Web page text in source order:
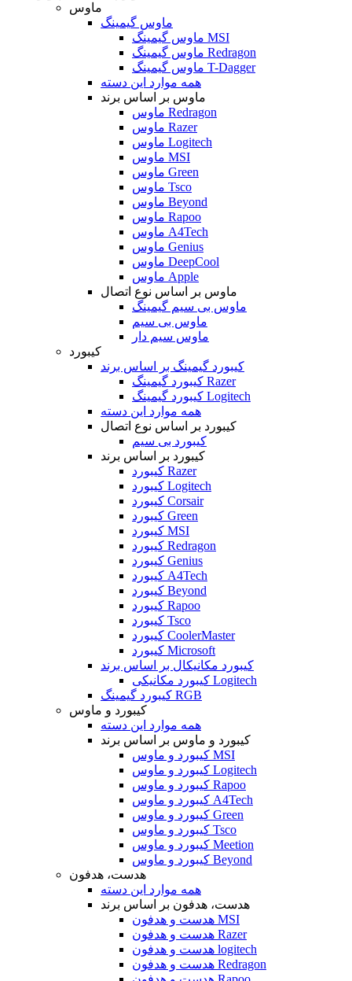
ماوس
ماوس گیمینگ
ماوس گیمینگ MSI
ماوس گیمینگ Redragon
ماوس گیمینگ T-Dagger
همه موارد این دسته
ماوس بر اساس برند
ماوس Redragon
ماوس Razer
ماوس Logitech
ماوس MSI
ماوس Green
ماوس Tsco
ماوس Beyond
ماوس Rapoo
ماوس A4Tech
ماوس Genius
ماوس DeepCool
ماوس Apple
ماوس بر اساس نوع اتصال
ماوس بی سیم گیمینگ
ماوس بی سیم
ماوس سیم دار
کیبورد
کیبورد گیمینگ بر اساس برند
کیبورد گیمینگ Razer
کیبورد گیمینگ Logitech
همه موارد این دسته
کیبورد بر اساس نوع اتصال
کیبورد بی سیم
کیبورد بر اساس برند
کیبورد Razer
کیبورد Logitech
کیبورد Corsair
کیبورد Green
کیبورد MSI
کیبورد Redragon
کیبورد Genius
کیبورد A4Tech
کیبورد Beyond
کیبورد Rapoo
کیبورد Tsco
کیبورد CoolerMaster
کیبورد Microsoft
کیبورد مکانیکال بر اساس برند
کیبورد مکانیکی Logitech
کیبورد گیمینگ RGB
کیبورد و ماوس
همه موارد این دسته
کیبورد و ماوس بر اساس برند
کیبورد و ماوس MSI
کیبورد و ماوس Logitech
کیبورد و ماوس Rapoo
کیبورد و ماوس A4Tech
کیبورد و ماوس Green
کیبورد و ماوس Tsco
کیبورد و ماوس Meetion
کیبورد و ماوس Beyond
هدست، هدفون
همه موارد این دسته
هدست، هدفون بر اساس برند
هدست و هدفون MSI
هدست و هدفون Razer
هدست و هدفون logitech
هدست و هدفون Redragon